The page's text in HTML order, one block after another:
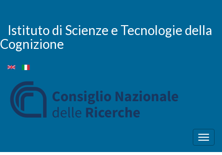
contenuto
principale
Istituto di Scienze e Tecnologie della
Cognizione